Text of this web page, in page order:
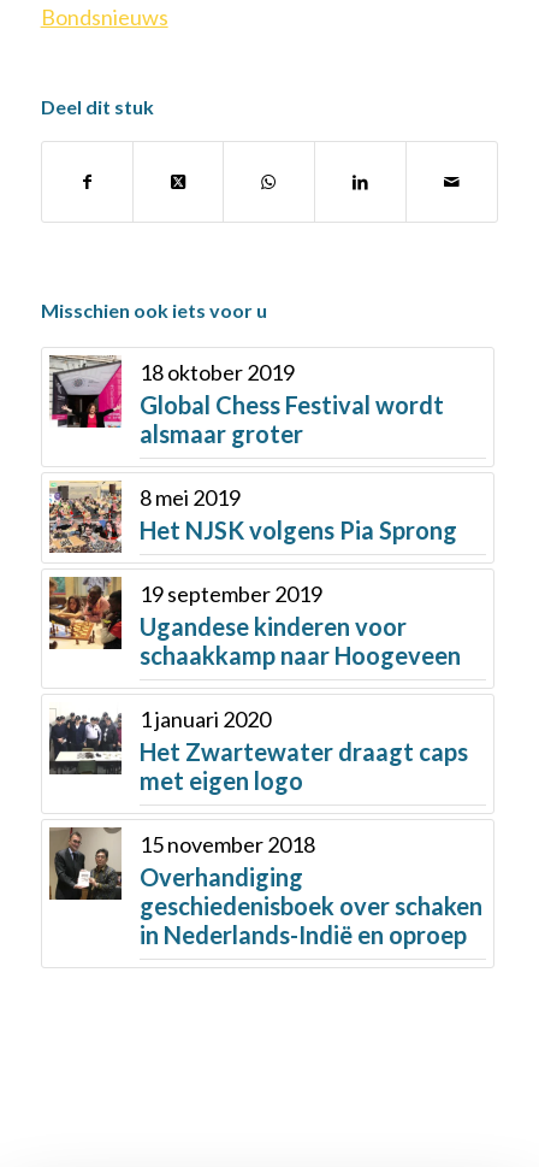
Bondsnieuws
Deel dit stuk
Misschien ook iets voor u
18 oktober 2019
Global Chess Festival wordt
alsmaar groter
8 mei 2019
Het NJSK volgens Pia Sprong
19 september 2019
Ugandese kinderen voor
schaakkamp naar Hoogeveen
1 januari 2020
Het Zwartewater draagt caps
met eigen logo
15 november 2018
Overhandiging
geschiedenisboek over schaken
in Nederlands-Indië en oproep